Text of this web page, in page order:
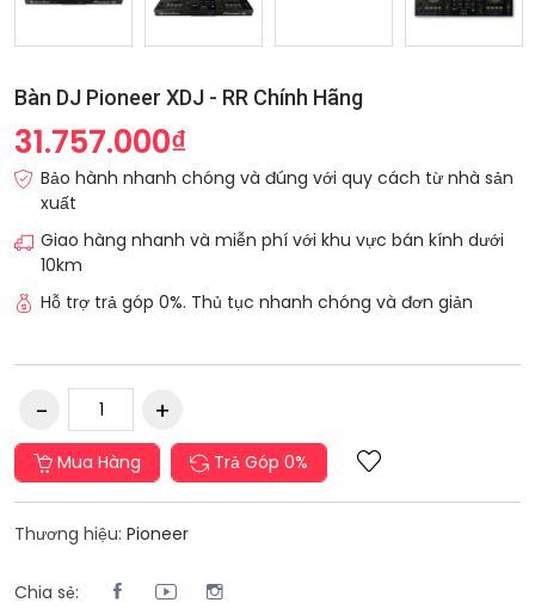
Bàn DJ Pioneer XDJ - RR Chính Hãng
31.757.000₫
Bảo hành nhanh chóng và đúng với quy cách từ nhà sản
xuất
Giao hàng nhanh và miễn phí với khu vực bán kính dưới
10km
Hỗ trợ trả góp 0%. Thủ tục nhanh chóng và đơn giản
Mua Hàng Trả Góp 0%
Thương hiệu: Pioneer
Chia sẻ: